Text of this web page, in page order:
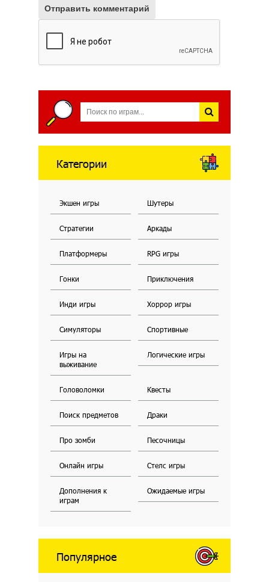
Отправить комментарий
Категории
Экшен игры Шутеры
Стратегии Аркады
Платформеры RPG игры
Гонки Приключения
Инди игры Хоррор игры
Симуляторы Спортивные
Игры на
выживание
Логические игры
Головоломки Квесты
Поиск предметов Драки
Про зомби Песочницы
Онлайн игры Стелс игры
Дополнения к
играм
Ожидаемые игры
Популярное